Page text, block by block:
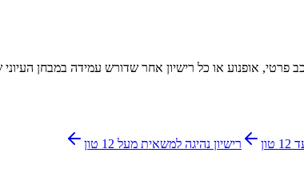
פרטי, אופנוע או כל רישיון אחר שדורש עמידה במבחן
רישיון נהיגה למשאית מעל 12 טון